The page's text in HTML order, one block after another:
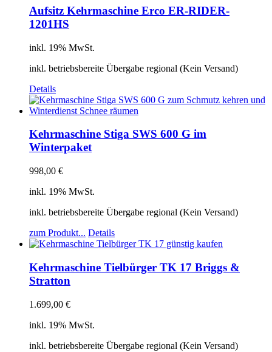
Aufsitz Kehrmaschine Erco ER-RIDER-
1201HS
inkl. 19% MwSt.
inkl. betriebsbereite Übergabe regional (Kein Versand)
Details
Kehrmaschine Stiga SWS 600 G im
Winterpaket
998,00 €
inkl. 19% MwSt.
inkl. betriebsbereite Übergabe regional (Kein Versand)
zum Produkt... Details
Kehrmaschine Tielbürger TK 17 Briggs &
Stratton
1.699,00 €
inkl. 19% MwSt.
inkl. betriebsbereite Übergabe regional (Kein Versand)